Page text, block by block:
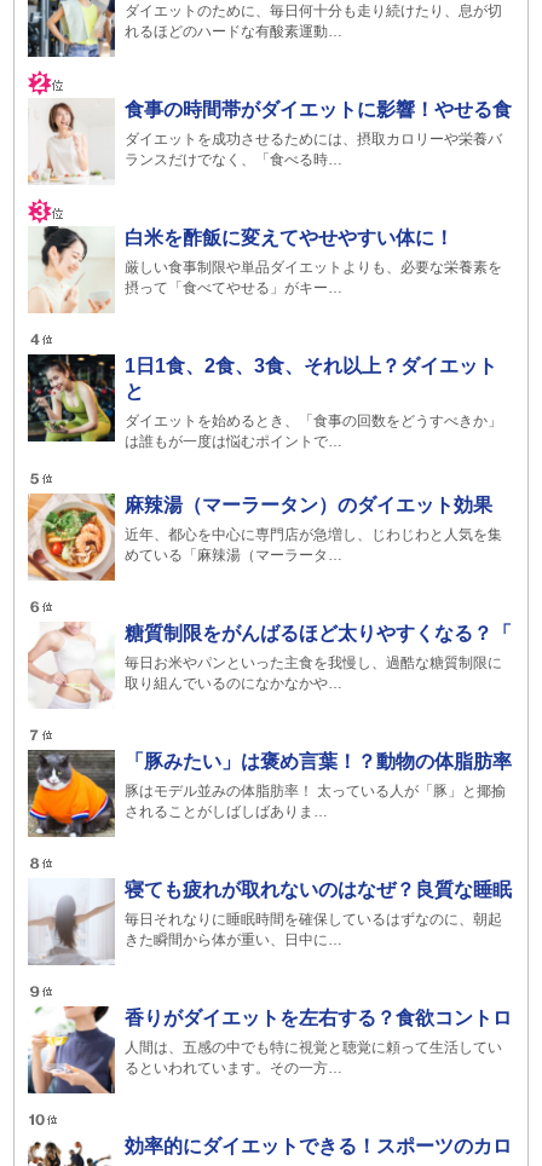
ダイエットのために、毎日何十分も走り続けたり、息が切
れるほどのハードな有酸素運動…
食事の時間帯がダイエットに影響！やせる食
ダイエットを成功させるためには、摂取カロリーや栄養バ
ランスだけでなく、「食べる時…
白米を酢飯に変えてやせやすい体に！
厳しい食事制限や単品ダイエットよりも、必要な栄養素を
摂って「食べてやせる」がキー…
1日1食、2食、3食、それ以上？ダイエット
と
ダイエットを始めるとき、「食事の回数をどうすべきか」
は誰もが一度は悩むポイントで…
麻辣湯（マーラータン）のダイエット効果
近年、都心を中心に専門店が急増し、じわじわと人気を集
めている「麻辣湯（マーラータ…
糖質制限をがんばるほど太りやすくなる？「
毎日お米やパンといった主食を我慢し、過酷な糖質制限に
取り組んでいるのになかなかや…
「豚みたい」は褒め言葉！？動物の体脂肪率
豚はモデル並みの体脂肪率！ 太っている人が「豚」と揶揄
されることがしばしばありま…
寝ても疲れが取れないのはなぜ？良質な睡眠
毎日それなりに睡眠時間を確保しているはずなのに、朝起
きた瞬間から体が重い、日中に…
香りがダイエットを左右する？食欲コントロ
人間は、五感の中でも特に視覚と聴覚に頼って生活してい
るといわれています。その一方…
効率的にダイエットできる！スポーツのカロ